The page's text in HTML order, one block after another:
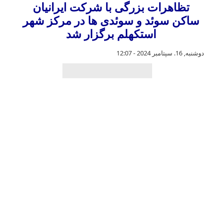
تظاهرات بزرگی با شرکت ایرانیان
ساکن سوئد و سوئدی ها در مرکز شهر
استکهلم برگزار شد
دوشنبه, 16. سپتامبر 2024 - 12:07